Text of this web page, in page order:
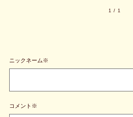
1 / 1
ニックネーム※
コメント※